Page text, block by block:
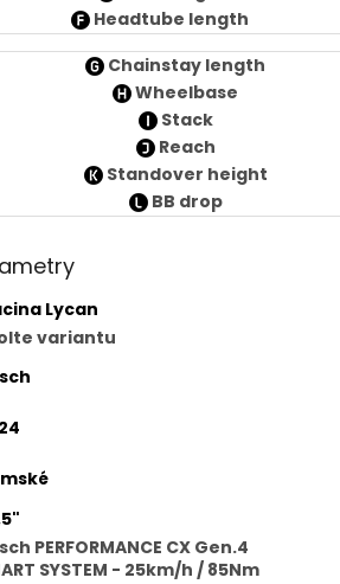
Headtube length
Chainstay length
Wheelbase
Stack
Reach
Standover height
BB drop
Lycan
variantu
PERFORMANCE CX Gen.4
SYSTEM - 25km/h / 85Nm